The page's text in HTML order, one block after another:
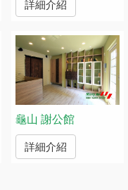
詳細介紹
龜山 謝公館
詳細介紹